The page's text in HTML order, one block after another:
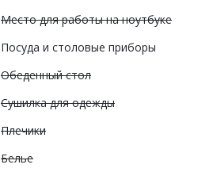
Место для работы на ноутбуке
Посуда и столовые приборы
Обеденный стол
Сушилка для одежды
Плечики
Белье